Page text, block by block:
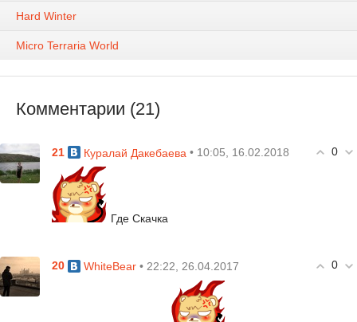
Hard Winter
Micro Terraria World
Комментарии (21)
0
21 Куралай Дакебаева • 10:05, 16.02.2018
Где Скачка
0
20 WhiteBear • 22:22, 26.04.2017